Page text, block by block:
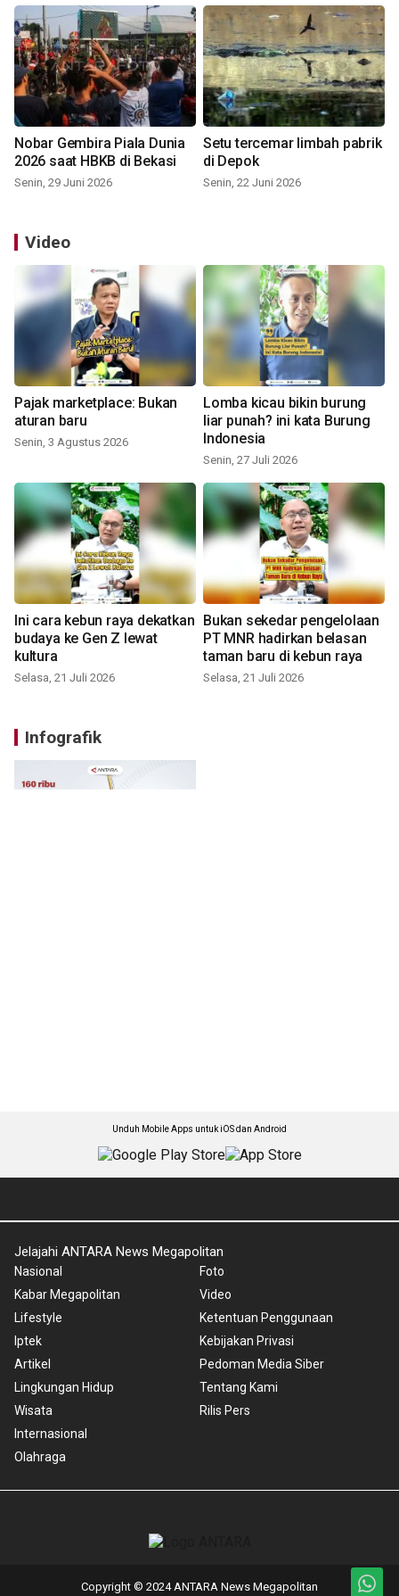
Nobar Gembira Piala Dunia
2026 saat HBKB di Bekasi
Senin, 29 Juni 2026
Setu tercemar limbah pabrik
di Depok
Senin, 22 Juni 2026
Video
Pajak marketplace: Bukan
aturan baru
Senin, 3 Agustus 2026
Lomba kicau bikin burung
liar punah? ini kata Burung
Indonesia
Senin, 27 Juli 2026
Ini cara kebun raya dekatkan
budaya ke Gen Z lewat
kultura
Selasa, 21 Juli 2026
Bukan sekedar pengelolaan
PT MNR hadirkan belasan
taman baru di kebun raya
Selasa, 21 Juli 2026
Infografik
Unduh Mobile Apps untuk iOS dan Android
Jelajahi ANTARA News Megapolitan
Nasional
Kabar Megapolitan
Lifestyle
Iptek
Artikel
Lingkungan Hidup
Wisata
Internasional
Olahraga
Foto
Video
Ketentuan Penggunaan
Kebijakan Privasi
Pedoman Media Siber
Tentang Kami
Rilis Pers
Copyright © 2024 ANTARA News Megapolitan